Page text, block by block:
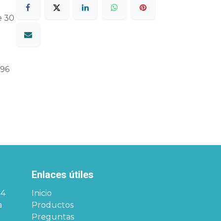
30
Enlaces útiles
Inicio
Productos
Preguntas